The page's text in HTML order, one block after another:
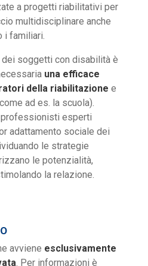
a progetti riabilitativi per
multidisciplinare anche
i familiari.
soggetti con disabilità è
una efficace
della riabilitazione e
ad es. la scuola).
esperti
adattamento sociale dei
le strategie
le potenzialità,
la relazione.
avviene esclusivamente
. Per informazioni è